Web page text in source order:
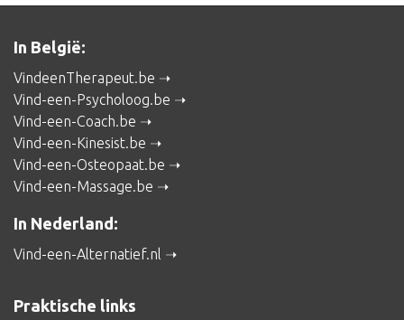
In België:
VindeenTherapeut.be
Vind-een-Psycholoog.be
Vind-een-Coach.be
Vind-een-Kinesist.be
Vind-een-Osteopaat.be
Vind-een-Massage.be
In Nederland:
Vind-een-Alternatief.nl
Praktische links